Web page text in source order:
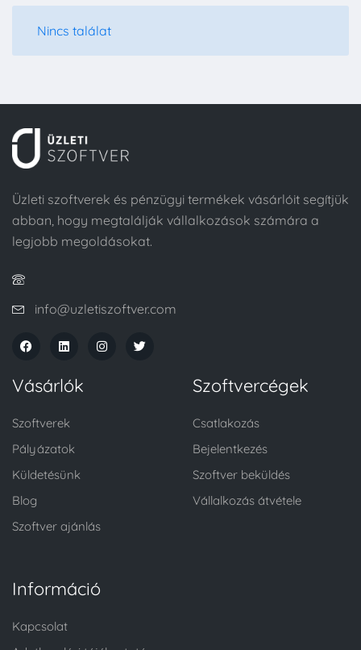
Nincs találat
Üzleti szoftverek és pénzügyi termékek vásárlóit segítjük
abban, hogy megtalálják vállalkozások számára a
legjobb megoldásokat.
info@uzletiszoftver.com
Vásárlók
Szoftverek
Pályázatok
Küldetésünk
Blog
Szoftver ajánlás
Szoftvercégek
Csatlakozás
Bejelentkezés
Szoftver beküldés
Vállalkozás átvétele
Információ
Kapcsolat